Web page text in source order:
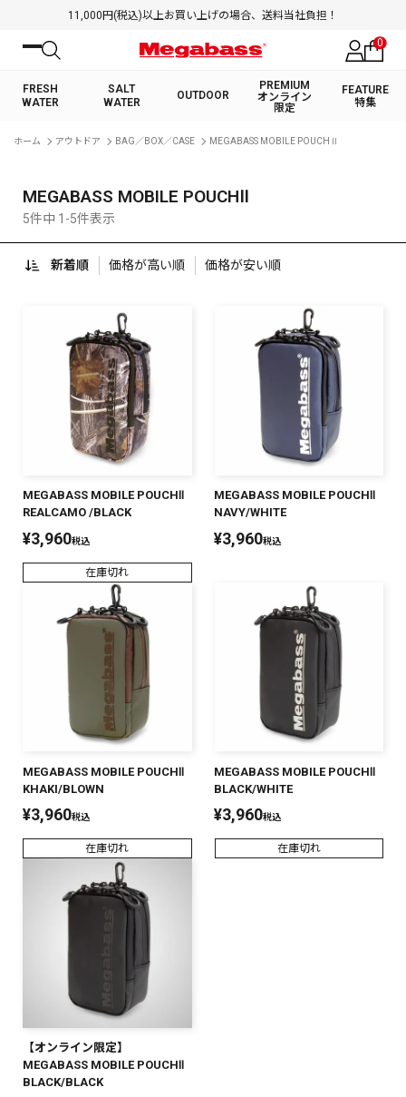
11,000円(税込)以上お買い上げの場合、送料当社負担！
0
FRESH
WATER
SALT
WATER
OUTDOOR
PREMIUM
オンライン
限定
FEATURE
特集
絞り込み検索
PREMIUM オンライン限定
FRESH WATER
SALT WATER
価格 ¥
［ オンライン限定 ］
2026 NEW PRODUCTS
ホーム アウトドア BAG／BOX／CASE MEGABASS MOBILE POUCHⅡ
MEGABASS MOBILE POUCHⅡ
5件中 1-5件表示
新着順 価格が高い順 価格が安い順
MEGABASS MOBILE POUCHⅡ
REALCAMO /BLACK
¥3,960税込
在庫切れ
MEGABASS MOBILE POUCHⅡ
NAVY/WHITE
¥3,960税込
MEGABASS MOBILE POUCHⅡ
KHAKI/BLOWN
¥3,960税込
在庫切れ
MEGABASS MOBILE POUCHⅡ
BLACK/WHITE
¥3,960税込
在庫切れ
【オンライン限定】
MEGABASS MOBILE POUCHⅡ
BLACK/BLACK